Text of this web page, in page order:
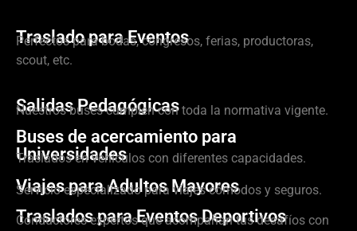
Traslado para Eventos
Perfectos para bodas, congresos, ferias, productoras,
scout, etc.
Salidas Pedagógicas
Nuestros buses cumplen con toda la normativa vigente.
Buses de acercamiento para
Universidades
Traslados en vehículos con diferentes capacidades.
Viajes para Adultos Mayores
Servicio especializado para viajes cómodos y seguros.
Traslados para Eventos Deportivos
Conductores expertos que acompañan tus desafíos con